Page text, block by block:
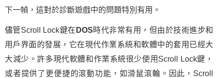
下一幀，這對於診斷遊戲中的問題特別有用。
儘管Scroll Lock鍵在 DOS時代非常有用，但由於技術進步和
用戶界面的發展，它在現代作業系統和軟體中的套用已經大
大減少。許多現代軟體和作業系統很少使用Scroll Lock鍵，
或者提供了更便捷的滾動功能，如滑鼠滾輪。因此，Scroll